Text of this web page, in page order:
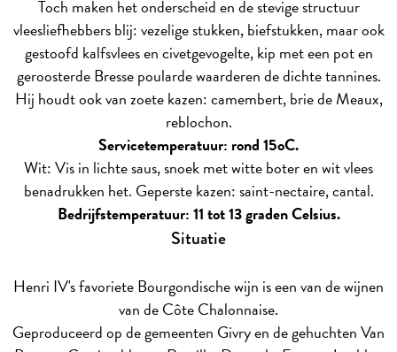
Toch maken het onderscheid en de stevige structuur
vleesliefhebbers blij: vezelige stukken, biefstukken, maar ook
gestoofd kalfsvlees en civetgevogelte, kip met een pot en
geroosterde Bresse poularde waarderen de dichte tannines.
Hij houdt ook van zoete kazen: camembert, brie de Meaux,
reblochon.
Servicetemperatuur: rond 15oC.
Wit: Vis in lichte saus, snoek met witte boter en wit vlees
benadrukken het. Geperste kazen: saint-nectaire, cantal.
Bedrijfstemperatuur: 11 tot 13 graden Celsius.
Situatie
Henri IV's favoriete Bourgondische wijn is een van de wijnen
van de Côte Chalonnaise.
Geproduceerd op de gemeenten Givry en de gehuchten Van